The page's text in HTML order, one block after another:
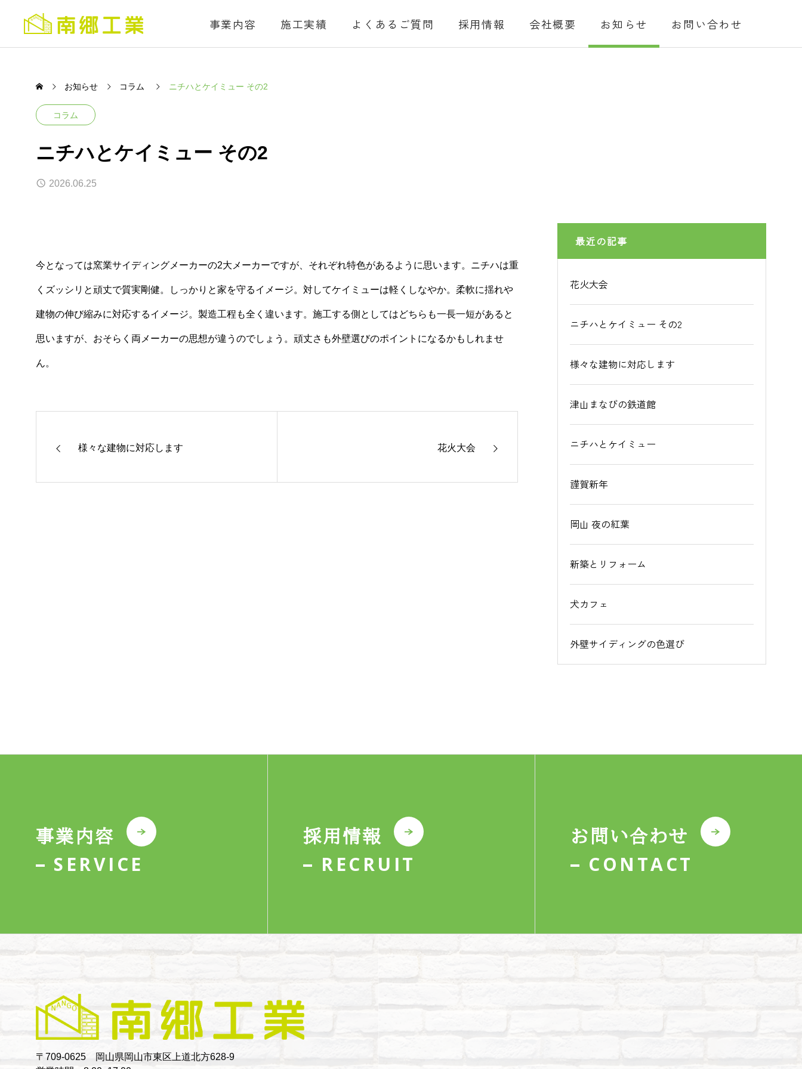
事業内容 施工実績 よくあるご質問 採用情報 会社概要 お知らせ お問い合わせ
お知らせ コラム ニチハとケイミュー その2
コラム
ニチハとケイミュー その2
2026.06.25
今となっては窯業サイディングメーカーの2大メーカーですが、それぞれ特色があるように思います。ニチハは重
くズッシリと頑丈で質実剛健。しっかりと家を守るイメージ。対してケイミューは軽くしなやか。柔軟に揺れや
建物の伸び縮みに対応するイメージ。製造工程も全く違います。施工する側としてはどちらも一長一短があると
思いますが、おそらく両メーカーの思想が違うのでしょう。頑丈さも外壁選びのポイントになるかもしれませ
ん。
様々な建物に対応します 花火大会
最近の記事
花火大会
ニチハとケイミュー その2
様々な建物に対応します
津山まなびの鉄道館
ニチハとケイミュー
謹賀新年
岡山 夜の紅葉
新築とリフォーム
犬カフェ
外壁サイディングの色選び
事業内容
SERVICE
採用情報
RECRUIT
お問い合わせ
CONTACT
〒709-0625 岡山県岡山市東区上道北方628-9